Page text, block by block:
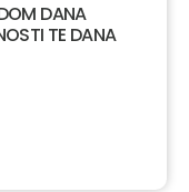
DANA
TE DANA